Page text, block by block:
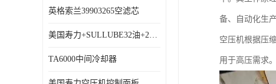
英格索兰39903265空滤芯
美国寿力+SULLUBE32油+250022-669
TA6000中间冷却器
备、自动化生产
空压机根据压
用于高压需求